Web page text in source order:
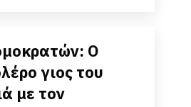
Ο
γιος του
με τον